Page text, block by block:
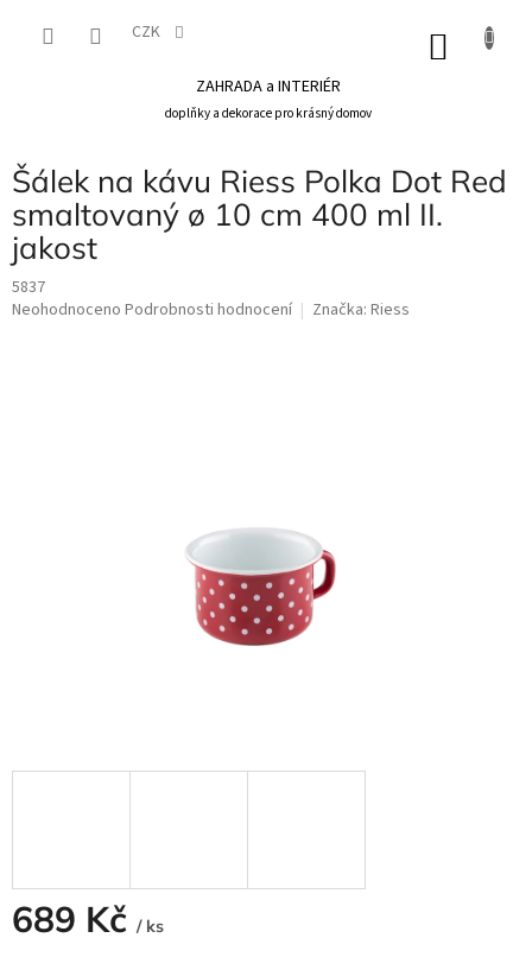
CZK
ZAHRADA a INTERIÉR
doplňky a dekorace pro krásný domov
Šálek na kávu Riess Polka Dot Red
smaltovaný ø 10 cm 400 ml II.
jakost
5837
Průměrné
Neohodnoceno Podrobnosti hodnocení Značka: Riess
689 Kč / ks